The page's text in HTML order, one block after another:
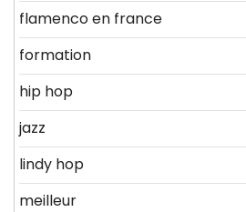
flamenco en france
formation
hip hop
jazz
lindy hop
meilleur